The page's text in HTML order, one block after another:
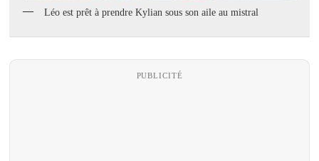
Léo est prêt à prendre Kylian sous son aile au mistral
PUBLICITÉ